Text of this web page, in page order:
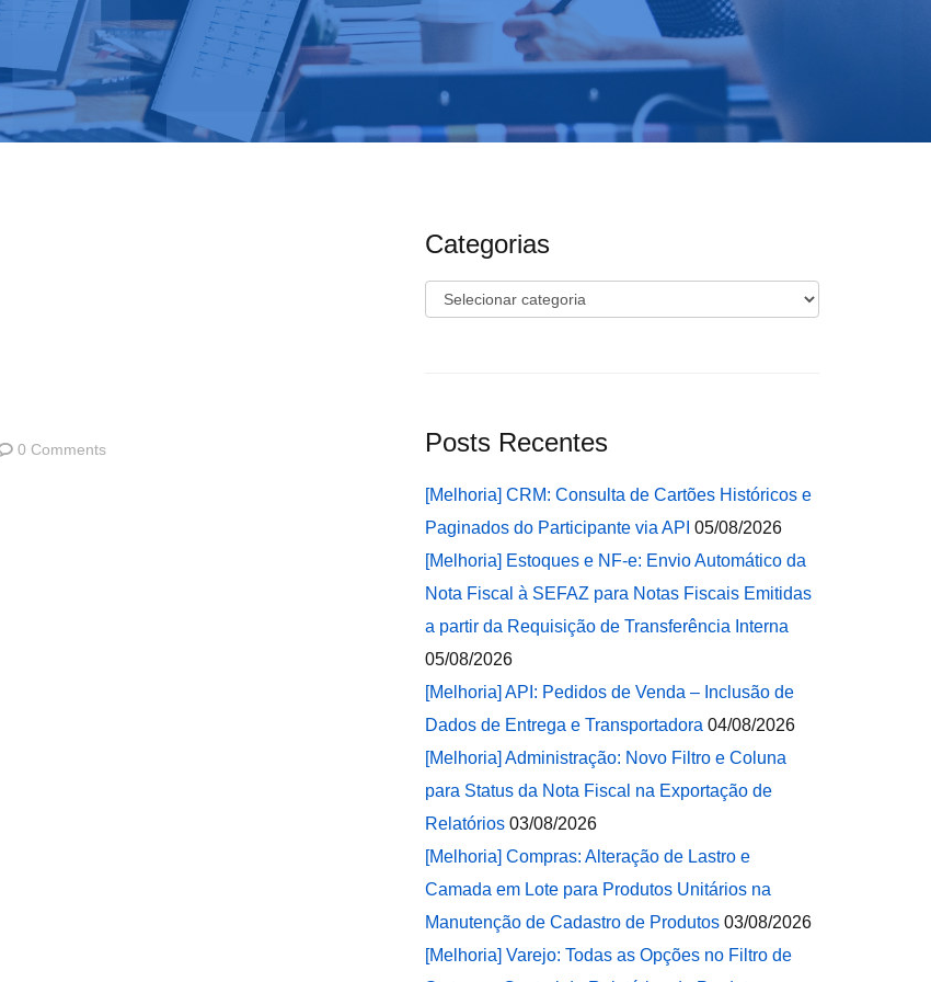
0 Comments
Categorias
Categorias
Posts Recentes
[Melhoria] CRM: Consulta de Cartões Históricos e
Paginados do Participante via API 05/08/2026
[Melhoria] Estoques e NF-e: Envio Automático da
Nota Fiscal à SEFAZ para Notas Fiscais Emitidas
a partir da Requisição de Transferência Interna
05/08/2026
[Melhoria] API: Pedidos de Venda – Inclusão de
Dados de Entrega e Transportadora 04/08/2026
[Melhoria] Administração: Novo Filtro e Coluna
para Status da Nota Fiscal na Exportação de
Relatórios 03/08/2026
[Melhoria] Compras: Alteração de Lastro e
Camada em Lote para Produtos Unitários na
Manutenção de Cadastro de Produtos 03/08/2026
[Melhoria] Varejo: Todas as Opções no Filtro de